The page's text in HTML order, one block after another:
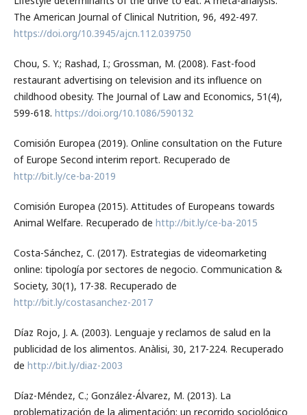
The American Journal of Clinical Nutrition, 96, 492-497.
https://doi.org/10.3945/ajcn.112.039750
Chou, S. Y.; Rashad, I.; Grossman, M. (2008). Fast-food
restaurant advertising on television and its influence on
childhood obesity. The Journal of Law and Economics, 51(4),
599-618. https://doi.org/10.1086/590132
Comisión Europea (2019). Online consultation on the Future
of Europe Second interim report. Recuperado de
http://bit.ly/ce-ba-2019
Comisión Europea (2015). Attitudes of Europeans towards
Animal Welfare. Recuperado de http://bit.ly/ce-ba-2015
Costa-Sánchez, C. (2017). Estrategias de videomarketing
online: tipología por sectores de negocio. Communication &
Society, 30(1), 17-38. Recuperado de
http://bit.ly/costasanchez-2017
Díaz Rojo, J. A. (2003). Lenguaje y reclamos de salud en la
publicidad de los alimentos. Anàlisi, 30, 217-224. Recuperado
de http://bit.ly/diaz-2003
Díaz-Méndez, C.; González-Álvarez, M. (2013). La
problematización de la alimentación: un recorrido sociológico